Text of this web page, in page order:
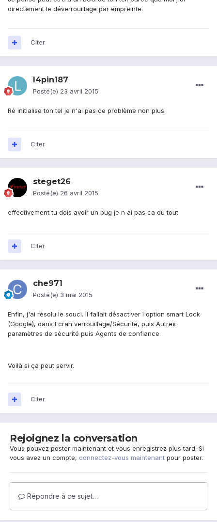
directement le déverrouillage par empreinte.
Citer
l4pin187
Posté(e) 23 avril 2015
Ré initialise ton tel je n'ai pas ce problème non plus.
Citer
steget26
Posté(e) 26 avril 2015
effectivement tu dois avoir un bug je n ai pas ca du tout
Citer
che971
Posté(e) 3 mai 2015
Enfin, j'ai résolu le souci. Il fallait désactiver l'option smart Lock
(Google), dans Ecran verrouillage/Sécurité, puis Autres
paramètres de sécurité puis Agents de confiance.
Voilà si ça peut servir.
Citer
Rejoignez la conversation
Vous pouvez poster maintenant et vous enregistrez plus tard. Si
vous avez un compte, connectez-vous maintenant pour poster.
Répondre à ce sujet…